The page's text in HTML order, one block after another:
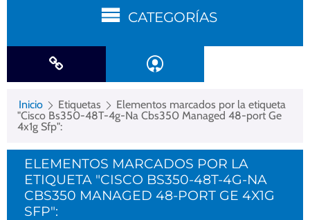
CATEGORÍAS
Inicio Etiquetas
Elementos marcados por la etiqueta
"Cisco Bs350-48T-4g-Na Cbs350 Managed 48-port Ge
4x1g Sfp":
ELEMENTOS MARCADOS POR LA
ETIQUETA "CISCO BS350-48T-4G-NA
CBS350 MANAGED 48-PORT GE 4X1G
SFP":